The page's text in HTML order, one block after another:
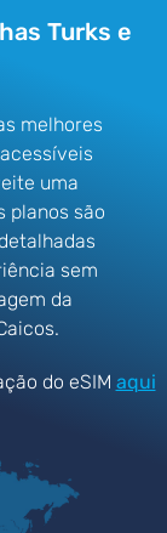
Turks e
melhores
uma
planos são
sem
da
do eSIM aqui